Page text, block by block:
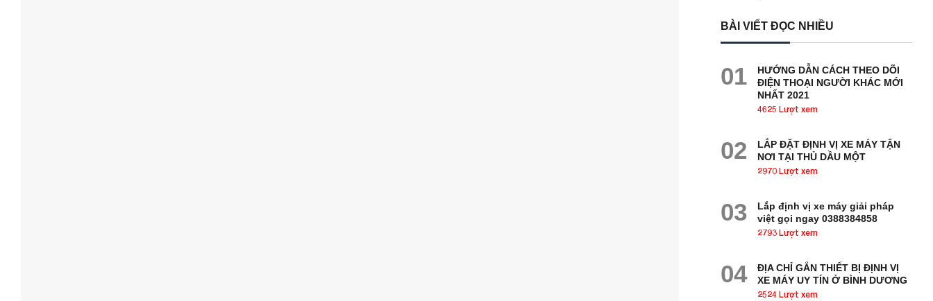
BÀI VIẾT ĐỌC NHIỀU
01
HƯỚNG DẪN CÁCH THEO DÕI
ĐIỆN THOẠI NGƯỜI KHÁC MỚI
NHẤT 2021
4625 Lượt xem
02
LẮP ĐẶT ĐỊNH VỊ XE MÁY TẬN
NƠI TẠI THỦ DẦU MỘT
2970 Lượt xem
03
Lắp định vị xe máy giải pháp
việt gọi ngay 0388384858
2793 Lượt xem
04
ĐỊA CHỈ GẮN THIẾT BỊ ĐỊNH VỊ
XE MÁY UY TÍN Ở BÌNH DƯƠNG
2524 Lượt xem